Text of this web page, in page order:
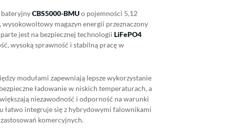
bateryjnyCBS5000-BMUo pojemności 5,12
wysokowoltowy magazyn energii przeznaczony
jest na bezpiecznej technologii LiFePO4
wysoką sprawność i stabilną pracę w
modułami zapewniają lepsze wykorzystanie
ładowanie w niskich temperaturach, a
niezawodność i odporność na warunki
łatwo integruje się z hybrydowymi falownikami
komercyjnych.